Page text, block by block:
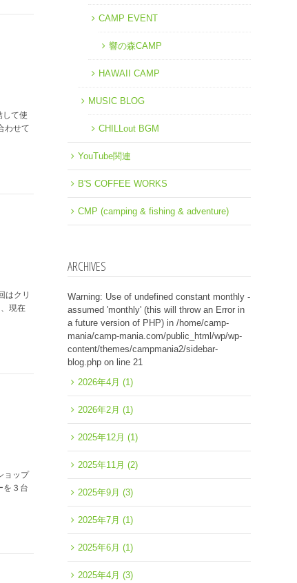
して使
わせて
はクリ
現在
ョップ
を３台
CAMP EVENT
響の森CAMP
HAWAII CAMP
MUSIC BLOG
CHILLout BGM
YouTube関連
B'S COFFEE WORKS
CMP (camping & fishing & adventure)
ARCHIVES
Warning: Use of undefined constant monthly -
assumed 'monthly' (this will throw an Error in
a future version of PHP) in /home/camp-
mania/camp-mania.com/public_html/wp/wp-
content/themes/campmania2/sidebar-
blog.phpon line 21
2026年4月 (1)
2026年2月 (1)
2025年12月 (1)
2025年11月 (2)
2025年9月 (3)
2025年7月 (1)
2025年6月 (1)
2025年4月 (3)